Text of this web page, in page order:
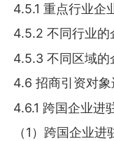
4.5.1 重点行业企
4.5.2 不同行业的
4.5.3 不同区域的
4.6 招商引资对
4.6.1 跨国企业进
（1）跨国企业